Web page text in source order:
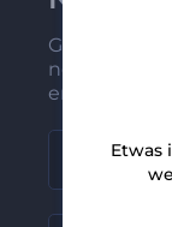
Gehören Sie
neuesten
erhalten
Etwas